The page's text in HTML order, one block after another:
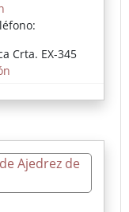
Crta. EX-345